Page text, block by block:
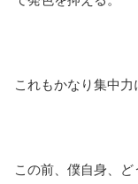
これもかなり集中力
この前、僕自身、